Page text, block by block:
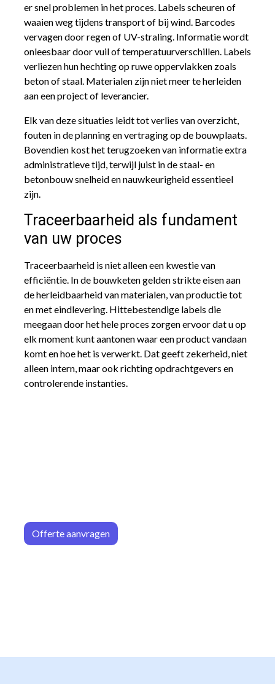
er snel problemen in het proces. Labels scheuren of
waaien weg tijdens transport of bij wind. Barcodes
vervagen door regen of UV-straling. Informatie wordt
onleesbaar door vuil of temperatuurverschillen. Labels
verliezen hun hechting op ruwe oppervlakken zoals
beton of staal. Materialen zijn niet meer te herleiden
aan een project of leverancier.
Elk van deze situaties leidt tot verlies van overzicht,
fouten in de planning en vertraging op de bouwplaats.
Bovendien kost het terugzoeken van informatie extra
administratieve tijd, terwijl juist in de staal- en
betonbouw snelheid en nauwkeurigheid essentieel
zijn.
Traceerbaarheid als fundament
van uw proces
Traceerbaarheid is niet alleen een kwestie van
efficiëntie. In de bouwketen gelden strikte eisen aan
de herleidbaarheid van materialen, van productie tot
en met eindlevering. Hittebestendige labels die
meegaan door het hele proces zorgen ervoor dat u op
elk moment kunt aantonen waar een product vandaan
komt en hoe het is verwerkt. Dat geeft zekerheid, niet
alleen intern, maar ook richting opdrachtgevers en
controlerende instanties.
Offerte aan​​vrag​​en